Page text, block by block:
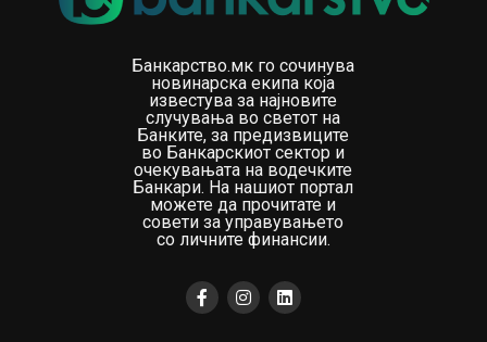
Банкарство.мк го сочинува
новинарска екипа која
известува за најновите
случувања во светот на
Банките, за предизвиците
во Банкарскиот сектор и
очекувањата на водечките
Банкари. На нашиот портал
можете да прочитате и
совети за управувањето
со личните финансии.